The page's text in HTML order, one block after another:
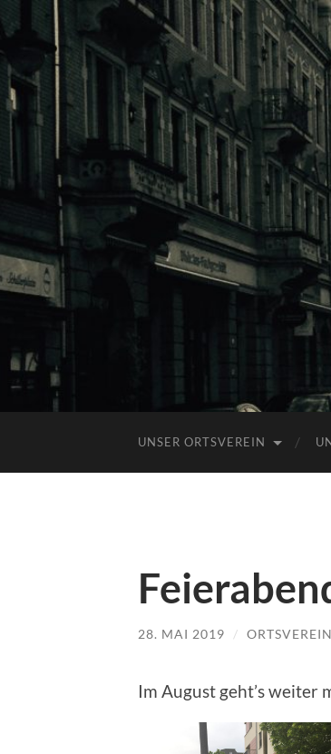
UNSER ORTSVEREIN
28. MAI 2019 /
Im August geht’s weiter